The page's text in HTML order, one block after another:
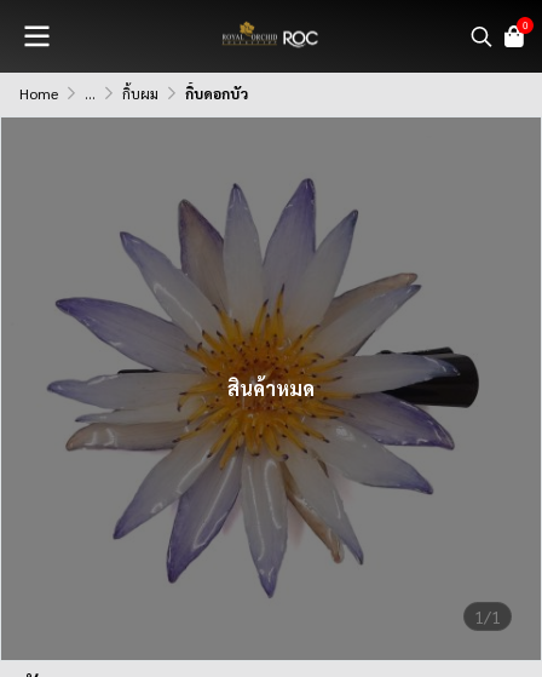
0
Home ... กิ้บผม กิ้บดอกบัว
1/1
สินค้าหมด